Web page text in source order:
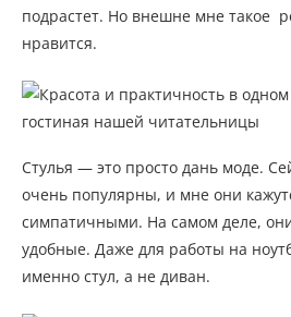
подрастет. Но внешне мне такое
нравится.
Стулья — это просто дань моде.
очень популярны, и мне они
симпатичными. На самом деле,
удобные. Даже для работы на
именно стул, а не диван.